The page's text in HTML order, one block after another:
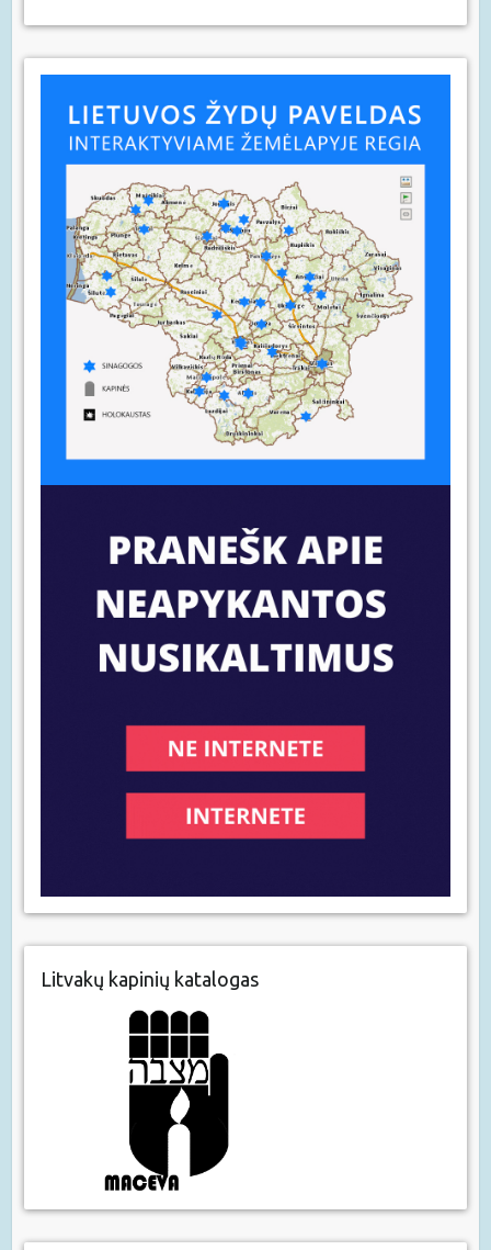
Litvakų kapinių katalogas